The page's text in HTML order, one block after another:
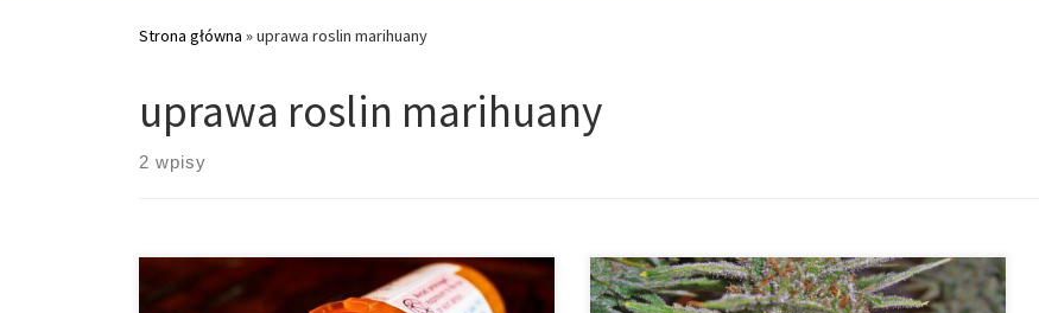
Strona główna »uprawa roslin marihuany
uprawa roslin marihuany
2 wpisy
Podczas gdy cały świat próbuje powstrzymać
Niedobory boru mogą szkodzić uprawie marihuany